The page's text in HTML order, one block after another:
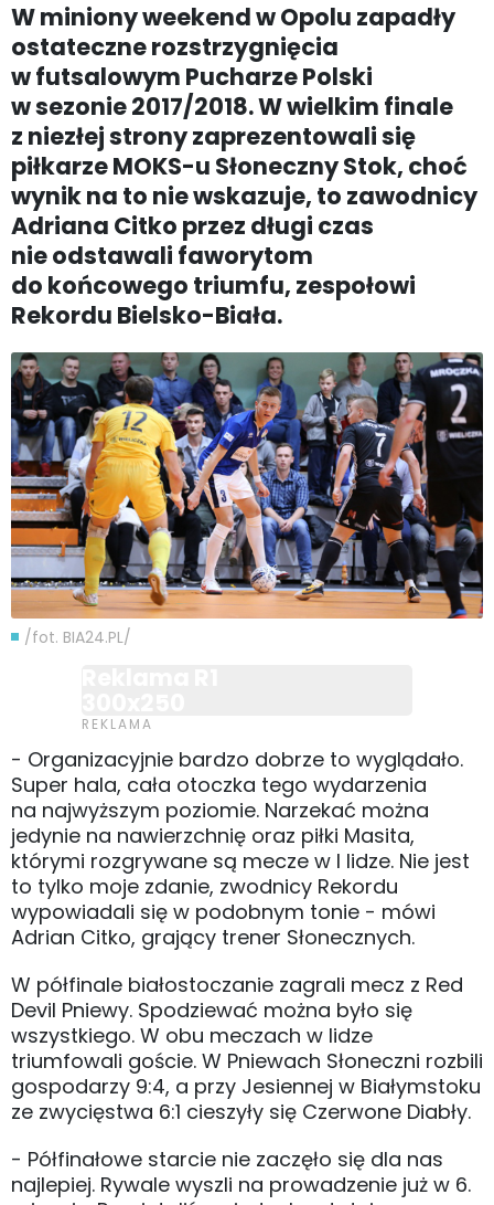
W miniony weekend w Opolu zapadły
ostateczne rozstrzygnięcia
w futsalowym Pucharze Polski
w sezonie 2017/2018. W wielkim finale
z niezłej strony zaprezentowali się
piłkarze MOKS-u Słoneczny Stok, choć
wynik na to nie wskazuje, to zawodnicy
Adriana Citko przez długi czas
nie odstawali faworytom
do końcowego triumfu, zespołowi
Rekordu Bielsko-Biała.
/fot. BIA24.PL/
- Organizacyjnie bardzo dobrze to wyglądało.
Super hala, cała otoczka tego wydarzenia
na najwyższym poziomie. Narzekać można
jedynie na nawierzchnię oraz piłki Masita,
którymi rozgrywane są mecze w I lidze. Nie jest
to tylko moje zdanie, zwodnicy Rekordu
wypowiadali się w podobnym tonie - mówi
Adrian Citko, grający trener Słonecznych.
W półfinale białostoczanie zagrali mecz z Red
Devil Pniewy. Spodziewać można było się
wszystkiego. W obu meczach w lidze
triumfowali goście. W Pniewach Słoneczni rozbili
gospodarzy 9:4, a przy Jesiennej w Białymstoku
ze zwycięstwa 6:1 cieszyły się Czerwone Diabły.
- Półfinałowe starcie nie zaczęło się dla nas
najlepiej. Rywale wyszli na prowadzenie już w 6.